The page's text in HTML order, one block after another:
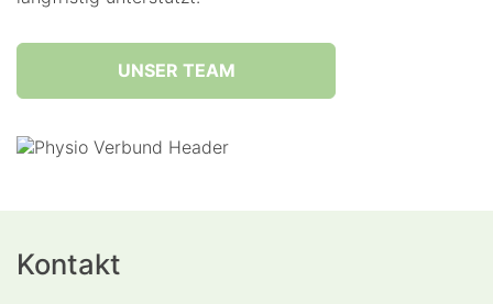
UNSER TEAM
Kontakt